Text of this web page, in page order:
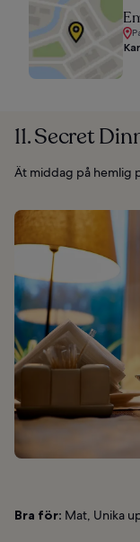
11. Secret
Ät middag på hemlig
Bra för: Mat, Unika